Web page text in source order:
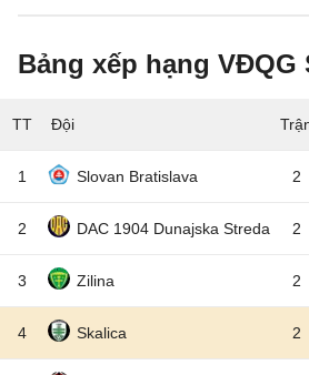
Bảng xếp hạng VĐQG
TT Đội
1 Slovan Bratislava 2
2 DAC 1904 Dunajska Streda 2
3 Zilina 2
4 Skalica 2